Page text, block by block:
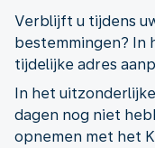
Verblijft u tijdens
bestemmingen? In
tijdelijke adres
In het
dagen nog niet
opnemen met het